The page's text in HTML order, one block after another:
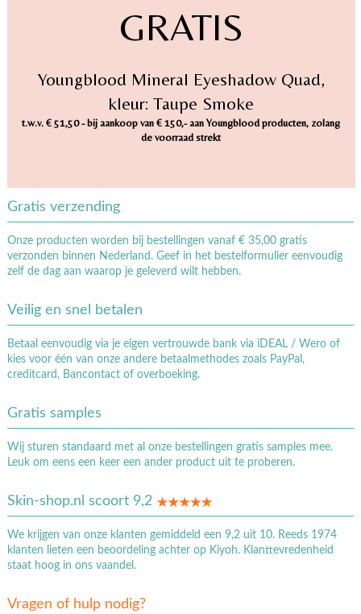
GRATIS
Youngblood Mineral Eyeshadow Quad,
kleur: Taupe Smoke
t.w.v. € 51,50 - bij aankoop van € 150,- aan Youngblood producten, zolang
de voorraad strekt
Gratis verzending
Onze producten worden bij bestellingen vanaf € 35,00 gratis
verzonden binnen Nederland. Geef in het bestelformulier eenvoudig
zelf de dag aan waarop je geleverd wilt hebben.
Veilig en snel betalen
Betaal eenvoudig via je eigen vertrouwde bank via iDEAL / Wero of
kies voor één van onze andere betaalmethodes zoals PayPal,
creditcard, Bancontact of overboeking.
Gratis samples
Wij sturen standaard met al onze bestellingen gratis samples mee.
Leuk om eens een keer een ander product uit te proberen.
Skin-shop.nl scoort 9,2
We krijgen van onze klanten gemiddeld een 9,2 uit 10. Reeds 1974
klanten lieten een beoordeling achter op Kiyoh. Klanttevredenheid
staat hoog in ons vaandel.
Vragen of hulp nodig?